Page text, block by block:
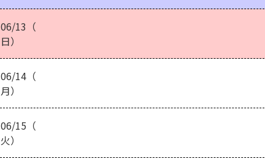
06/13（
日）
06/14（
月）
06/15（
火）